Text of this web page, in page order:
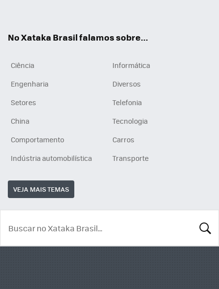
No Xataka Brasil falamos sobre...
Ciência
Informática
Engenharia
Diversos
Setores
Telefonia
China
Tecnologia
Comportamento
Carros
Indústria automobilística
Transporte
VEJA MAIS TEMAS